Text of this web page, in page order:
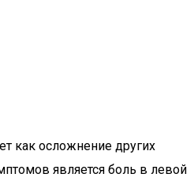
как осложнение других
является боль в левой